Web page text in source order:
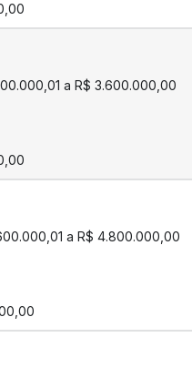
a R$ 3.600.000,00
a R$ 4.800.000,00